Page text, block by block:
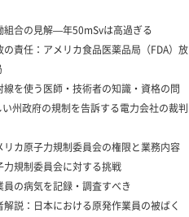
合の見解—年50mSvは高過ぎる
責任：アメリカ食品医薬品局（FDA）放
を使う医師・技術者の知識・資格の問
州政府の規制を告訴する電力会社の裁判
カ原子力規制委員会の権限と業務内容
規制委員会に対する挑戦
の病気を記録・調査すべき
説：日本における原発作業員の被ばく